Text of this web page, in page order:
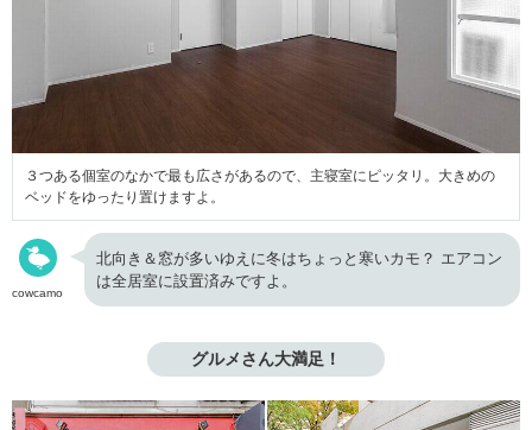
３つある個室のなかで最も広さがあるので、主寝室にピッタリ。大きめの
ベッドをゆったり置けますよ。
cowcamo
北向き＆窓が多いゆえに冬はちょっと寒いカモ？ エアコン
は全居室に設置済みですよ。
グルメさん大満足！